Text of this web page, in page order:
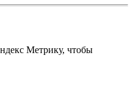
Метрику, чтобы